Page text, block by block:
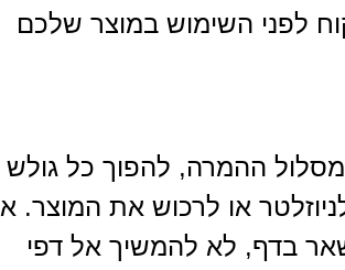
לפני השימוש במוצר שלכם
ההמרה, להפוך כל גולש
או לרכוש את המוצר.
בדף, לא להמשיך אל דפי